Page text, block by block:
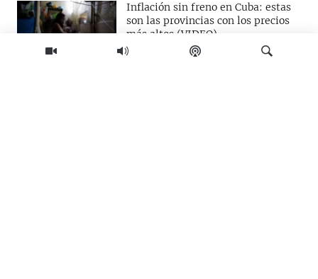
Inflación sin freno en Cuba: estas
son las provincias con los precios
más altos (VIDEO)